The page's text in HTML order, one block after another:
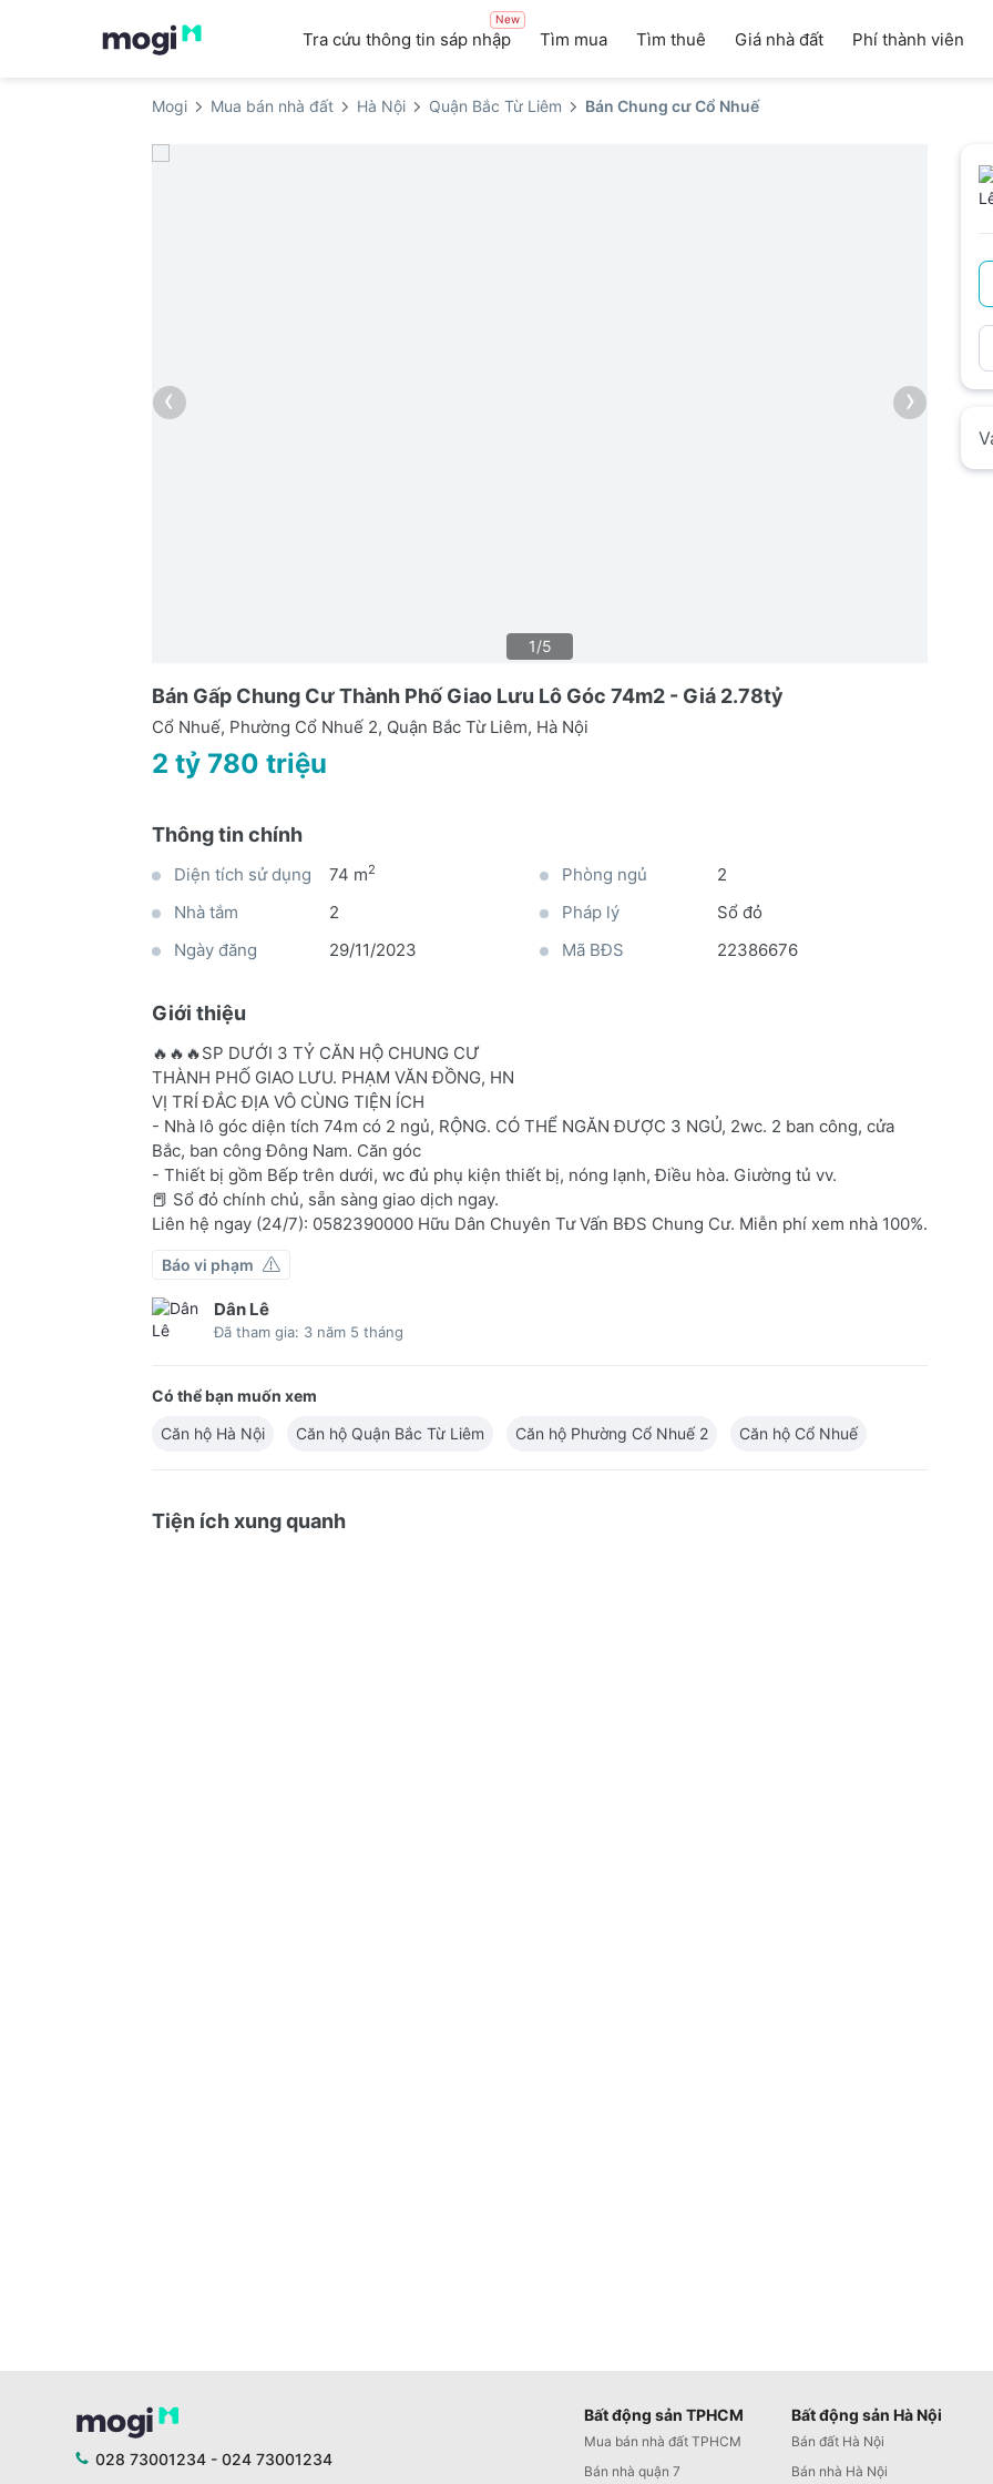
Tra cứu thông tin sáp nhập
New
Tìm mua Tìm thuê Giá nhà đất Phí thành viên
Mogi Mua bán nhà đất Hà Nội Quận Bắc Từ Liêm Bán Chung cư Cổ Nhuế
‹ ›
1/5
Bán Gấp Chung Cư Thành Phố Giao Lưu Lô Góc 74m2 - Giá 2.78tỷ
Cổ Nhuế, Phường Cổ Nhuế 2, Quận Bắc Từ Liêm, Hà Nội
2 tỷ 780 triệu
Thông tin chính
Diện tích sử dụng 74 m2 Phòng ngủ
2
Nhà tắm
2 Pháp lý
Sổ đỏ
Ngày đăng
29/11/2023 Mã BĐS 22386676
Giới thiệu
🔥🔥🔥SP DƯỚI 3 TỶ CĂN HỘ CHUNG CƯ
THÀNH PHỐ GIAO LƯU. PHẠM VĂN ĐỒNG, HN
VỊ TRÍ ĐẮC ĐỊA VÔ CÙNG TIỆN ÍCH
- Nhà lô góc diện tích 74m có 2 ngủ, RỘNG. CÓ THỂ NGĂN ĐƯỢC 3 NGỦ, 2wc. 2 ban công, cửa
Bắc, ban công Đông Nam. Căn góc
- Thiết bị gồm Bếp trên dưới, wc đủ phụ kiện thiết bị, nóng lạnh, Điều hòa. Giường tủ vv.
📕 Sổ đỏ chính chủ, sẵn sàng giao dịch ngay.
Liên hệ ngay (24/7): 0582390000 Hữu Dân Chuyên Tư Vấn BĐS Chung Cư. Miễn phí xem nhà 100%.
Báo vi phạm
Dân Lê
Đã tham gia: 3 năm 5 tháng
Có thể bạn muốn xem
Căn hộ Hà Nội
Căn hộ Quận Bắc Từ Liêm Căn hộ Phường Cổ Nhuế 2 Căn hộ Cổ Nhuế
Tiện ích xung quanh
Bất động sản TPHCM
Mua bán nhà đất TPHCM
Bán nhà quận 7
Bất động sản Hà Nội
Bán đất Hà Nội
Bán nhà Hà Nội
028 73001234 - 024 73001234